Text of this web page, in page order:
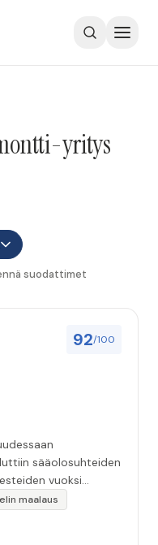
yritys
suodattimet
92/100
sääolosuhteiden
vuoksi
on oikein
tehtiin
itse maalareille:
maalaus